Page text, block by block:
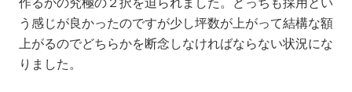
う感じが良かったのですが少し坪数が上がって結構な額
上がるのでどちらかを断念しなければならない状況にな
りました。